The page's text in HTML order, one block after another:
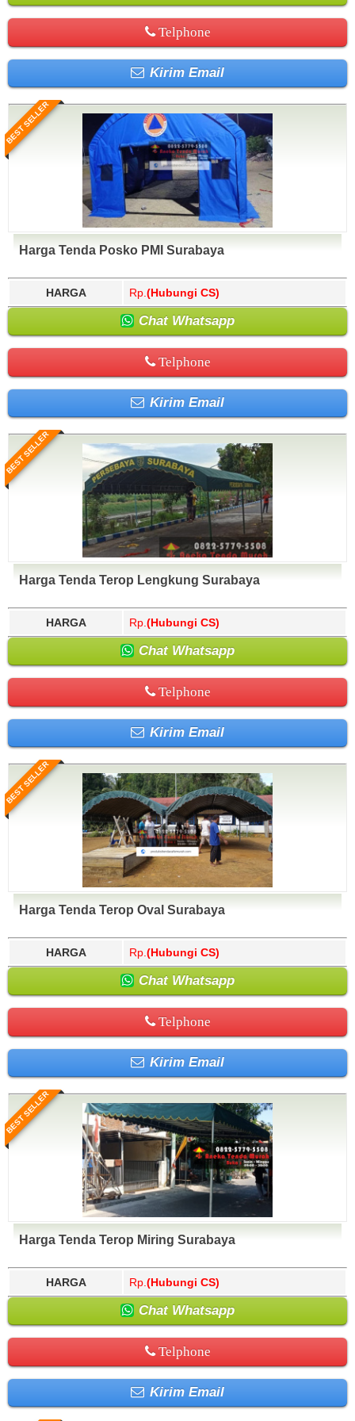
Telphone
Kirim Email
BEST SELLER
Harga Tenda Posko PMI Surabaya
HARGA Rp. (Hubungi CS)
Chat Whatsapp
Telphone
Kirim Email
BEST SELLER
Harga Tenda Terop Lengkung Surabaya
HARGA Rp. (Hubungi CS)
Chat Whatsapp
Telphone
Kirim Email
BEST SELLER
Harga Tenda Terop Oval Surabaya
HARGA Rp. (Hubungi CS)
Chat Whatsapp
Telphone
Kirim Email
BEST SELLER
Harga Tenda Terop Miring Surabaya
HARGA Rp. (Hubungi CS)
Chat Whatsapp
Telphone
Kirim Email